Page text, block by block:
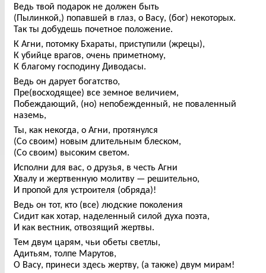
Ведь твой подарок не должен быть
(Пылинкой,) попавшей в глаз, о Васу, (бог) некоторых.
Так ты добудешь почетное положение.
К Агни, потомку Бхараты, приступили (жрецы),
К убийце врагов, очень приметному,
К благому господину Диводасы.
Ведь он дарует богатство,
Пре(восходящее) все земное величием,
Побеждающий, (но) непобежденный, не поваленный
наземь,
Ты, как некогда, о Агни, протянулся
(Со своим) новым длительным блеском,
(Со своим) высоким светом.
Исполни для вас, о друзья, в честь Агни
Хвалу и жертвенную молитву — решительно,
И пропой для устроителя (обряда)!
Ведь он тот, кто (все) людские поколения
Сидит как хотар, наделенный силой духа поэта,
И как вестник, отвозящий жертвы.
Тем двум царям, чьи обеты светлы,
Адитьям, толпе Марутов,
О Васу, принеси здесь жертву, (а также) двум мирам!